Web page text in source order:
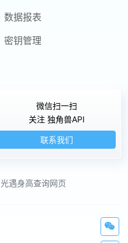
数据报表
密钥管理
微信扫一扫
关注 独角兽API
联系我们
光遇身高查询网页